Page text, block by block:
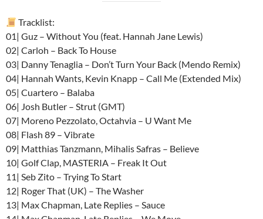
Tracklist:
01| Guz – Without You (feat. Hannah Jane Lewis)
02| Carloh – Back To House
03| Danny Tenaglia – Don’t Turn Your Back (Mendo Remix)
04| Hannah Wants, Kevin Knapp – Call Me (Extended Mix)
05| Cuartero – Balaba
06| Josh Butler – Strut (GMT)
07| Moreno Pezzolato, Octahvia – U Want Me
08| Flash 89 – Vibrate
09| Matthias Tanzmann, Mihalis Safras – Believe
10| Golf Clap, MASTERIA – Freak It Out
11| Seb Zito – Trying To Start
12| Roger That (UK) – The Washer
13| Max Chapman, Late Replies – Sauce